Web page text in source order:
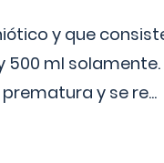
y que
ml solamente.
y se re...